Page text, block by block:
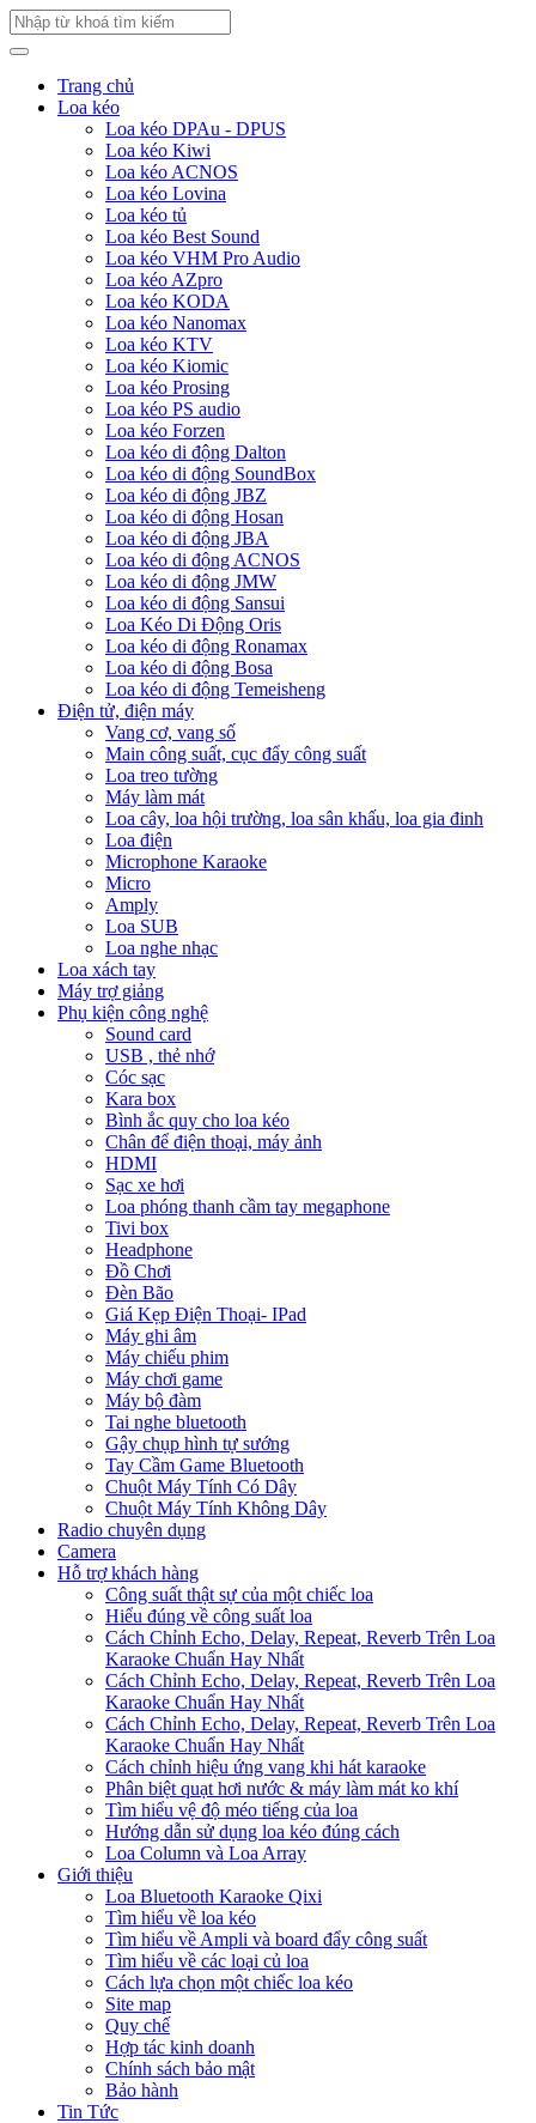
Trang chủ
Loa kéo
Loa kéo DPAu - DPUS
Loa kéo Kiwi
Loa kéo ACNOS
Loa kéo Lovina
Loa kéo tủ
Loa kéo Best Sound
Loa kéo VHM Pro Audio
Loa kéo AZpro
Loa kéo KODA
Loa kéo Nanomax
Loa kéo KTV
Loa kéo Kiomic
Loa kéo Prosing
Loa kéo PS audio
Loa kéo Forzen
Loa kéo di động Dalton
Loa kéo di động SoundBox
Loa kéo di động JBZ
Loa kéo di động Hosan
Loa kéo di động JBA
Loa kéo di động ACNOS
Loa kéo di động JMW
Loa kéo di động Sansui
Loa Kéo Di Động Oris
Loa kéo di động Ronamax
Loa kéo di động Bosa
Loa kéo di động Temeisheng
Điện tử, điện máy
Vang cơ, vang số
Main công suất, cục đẩy công suất
Loa treo tường
Máy làm mát
Loa cây, loa hội trường, loa sân khấu, loa gia đinh
Loa điện
Microphone Karaoke
Micro
Amply
Loa SUB
Loa nghe nhạc
Loa xách tay
Máy trợ giảng
Phụ kiện công nghệ
Sound card
USB , thẻ nhớ
Cóc sạc
Kara box
Bình ắc quy cho loa kéo
Chân để điện thoại, máy ảnh
HDMI
Sạc xe hơi
Loa phóng thanh cầm tay megaphone
Tivi box
Headphone
Đồ Chơi
Đèn Bão
Giá Kẹp Điện Thoại- IPad
Máy ghi âm
Máy chiếu phim
Máy chơi game
Máy bộ đàm
Tai nghe bluetooth
Gậy chụp hình tự sướng
Tay Cầm Game Bluetooth
Chuột Máy Tính Có Dây
Chuột Máy Tính Không Dây
Radio chuyên dụng
Camera
Hỗ trợ khách hàng
Công suất thật sự của một chiếc loa
Hiểu đúng về công suất loa
Cách Chỉnh Echo, Delay, Repeat, Reverb Trên Loa
Karaoke Chuẩn Hay Nhất
Cách Chỉnh Echo, Delay, Repeat, Reverb Trên Loa
Karaoke Chuẩn Hay Nhất
Cách Chỉnh Echo, Delay, Repeat, Reverb Trên Loa
Karaoke Chuẩn Hay Nhất
Cách chỉnh hiệu ứng vang khi hát karaoke
Phân biệt quạt hơi nước & máy làm mát ko khí
Tìm hiểu vệ độ méo tiếng của loa
Hướng dẫn sử dụng loa kéo đúng cách
Loa Column và Loa Array
Giới thiệu
Loa Bluetooth Karaoke Qixi
Tìm hiểu về loa kéo
Tìm hiểu về Ampli và board đẩy công suất
Tìm hiểu về các loại củ loa
Cách lựa chọn một chiếc loa kéo
Site map
Quy chế
Hợp tác kinh doanh
Chính sách bảo mật
Bảo hành
Tin Tức